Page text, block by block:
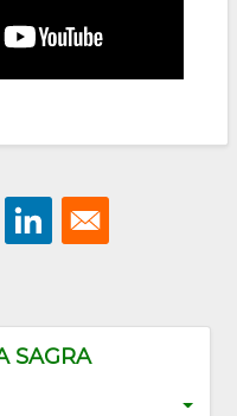
SAGRA